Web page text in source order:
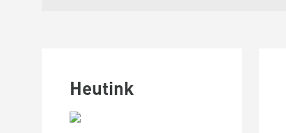
Heutink